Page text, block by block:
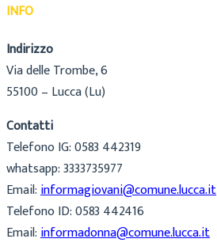
INFO
Indirizzo
Via delle Trombe, 6
55100 – Lucca (Lu)
Contatti
Telefono IG: 0583 442319
whatsapp: 3333735977
Email:informagiovani@comune.lucca.it
Telefono ID: 0583 442416
Email:informadonna@comune.lucca.it